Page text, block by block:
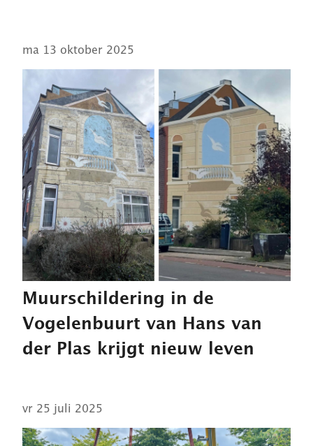
ma 13 oktober 2025
Muurschildering in de
Vogelenbuurt van Hans van
der Plas krijgt nieuw leven
vr 25 juli 2025